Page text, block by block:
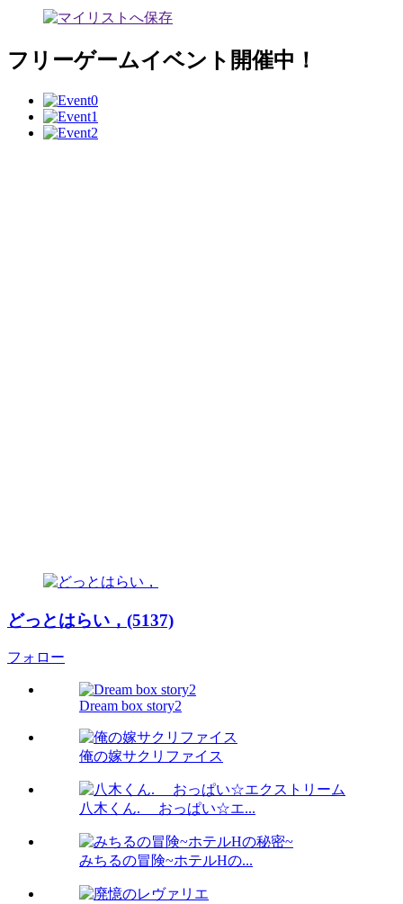
フリーゲームイベント開催中！
どっとはらい，(5137)
フォロー
Dream box story2
俺の嫁サクリファイス
八木くん. おっぱい☆エ...
みちるの冒険~ホテルHの...